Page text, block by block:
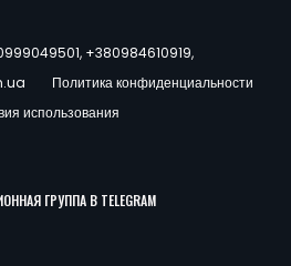
, +380984610919,
Политика конфиденциальности
использования
ГРУППА В TELEGRAM